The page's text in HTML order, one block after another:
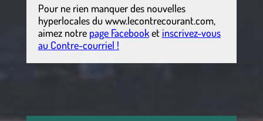
Pour ne rien manquer des nouvelles
hyperlocalesdu www.lecontrecourant.com,
aimez notre page Facebooket inscrivez-vous
au Contre-courriel !